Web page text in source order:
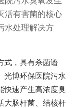
活有害菌的核心
水处理解决方
式，具有杀菌谱
光博环保医院污水
快速产生高浓度臭
大肠杆菌、结核杆